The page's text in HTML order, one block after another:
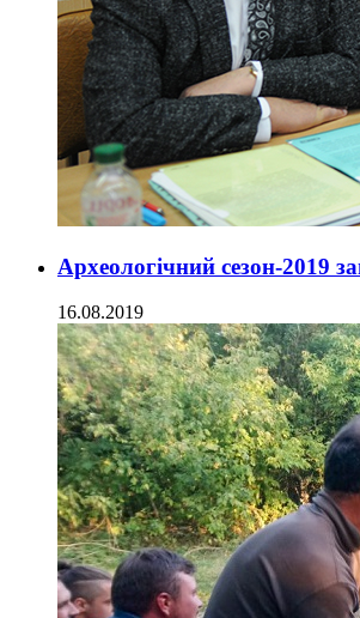
Археологічний сезон-2019
16.08.2019